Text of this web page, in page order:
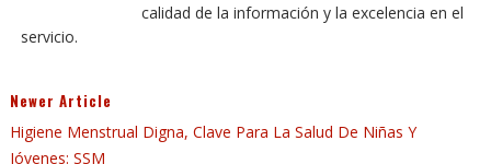
calidad de la información y la excelencia en el
servicio.
Newer Article
Higiene Menstrual Digna, Clave Para La Salud De Niñas Y
Jóvenes: SSM